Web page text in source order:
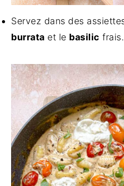
Servez dans des
burrata et le basilic frais.